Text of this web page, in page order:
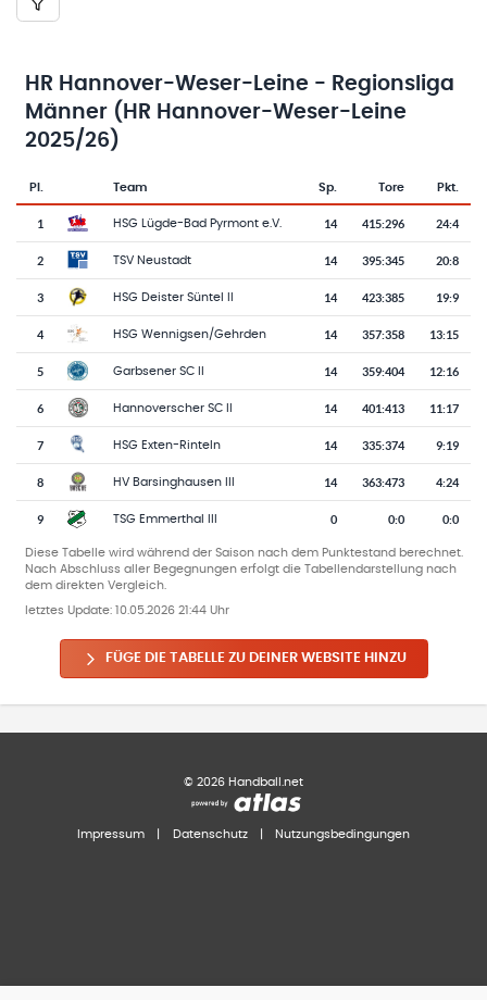
HR Hannover-Weser-Leine - Regionsliga
Männer (HR Hannover-Weser-Leine
2025/26)
Tabelle mit Vereinsplatzierungen, Spielen, Toren und Punkten
Pl.
Team-Logo
Team Sp. Tore Pkt.
1 HSG Lügde-Bad Pyrmont e.V. 14 415:296 24:4
2 TSV Neustadt 14 395:345 20:8
3 HSG Deister Süntel II 14 423:385 19:9
4 HSG Wennigsen/Gehrden 14 357:358 13:15
5 Garbsener SC II 14 359:404 12:16
6 Hannoverscher SC II 14 401:413 11:17
7 HSG Exten-Rinteln 14 335:374 9:19
8 HV Barsinghausen III 14 363:473 4:24
9 TSG Emmerthal III 0 0:0 0:0
Diese Tabelle wird während der Saison nach dem Punktestand berechnet.
Nach Abschluss aller Begegnungen erfolgt die Tabellendarstellung nach
dem direkten Vergleich.
letztes Update: 10.05.2026 21:44 Uhr
FÜGE DIE TABELLE ZU DEINER WEBSITE HINZU
© 2026 Handball.net
Impressum Datenschutz Nutzungsbedingungen